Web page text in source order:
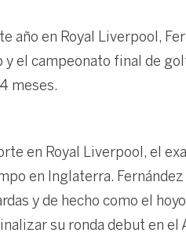
año en Royal Liverpool,
y el campeonato final de
meses.
en Royal Liverpool, el
en Inglaterra.
y de hecho como el
su ronda debut en